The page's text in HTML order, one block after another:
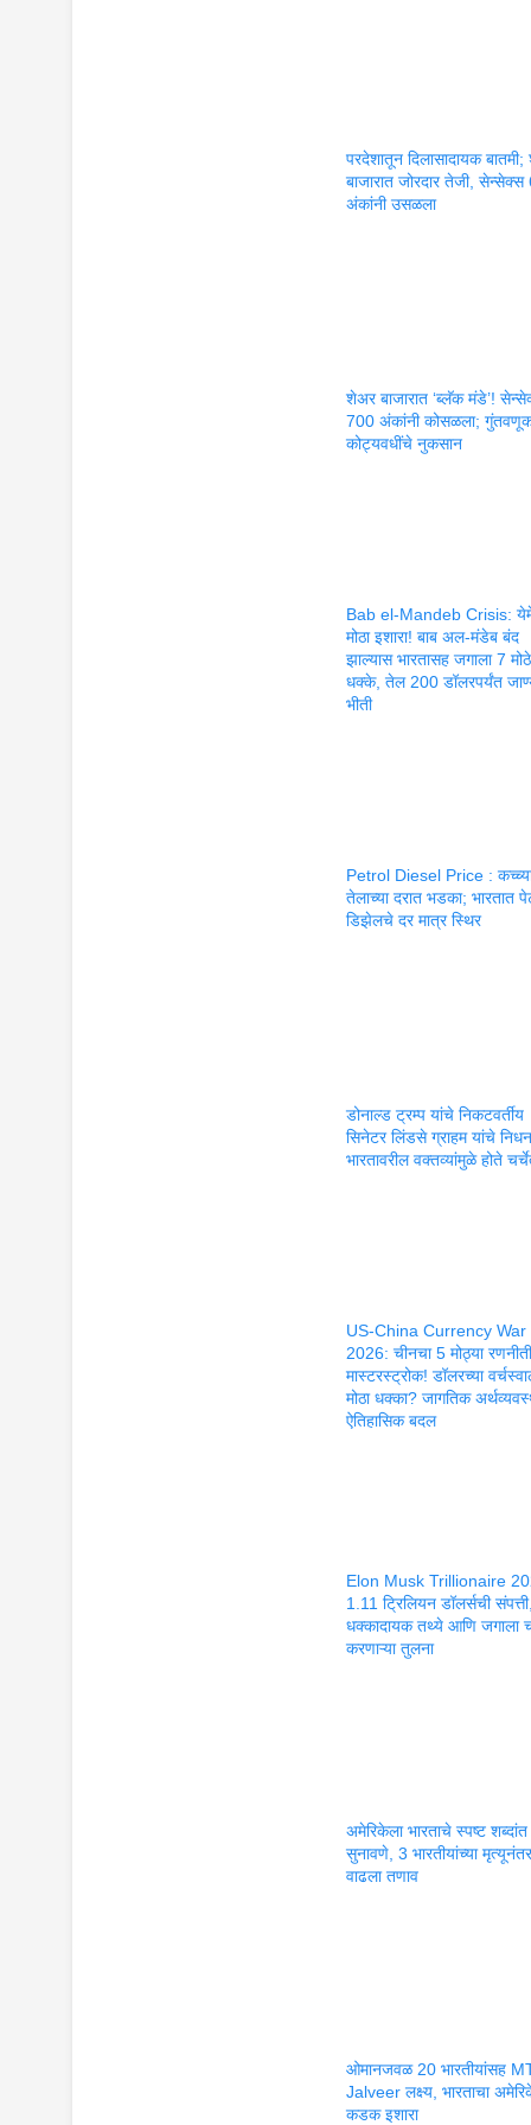
परदेशातून दिलासादायक
बाजारात जोरदार तेजी,
अंकांनी उसळला
शेअर बाजारात ‘ब्लॅक मंडे’!
700 अंकांनी कोसळला;
कोट्यवधींचे नुकसान
Bab el-Mandeb Crisis:
मोठा इशारा! बाब अल-मंडेब बंद
झाल्यास भारतासह जगाला 7 मोठे
धक्के, तेल 200 डॉलरपर्यंत
भीती
Petrol Diesel Price :
तेलाच्या दरात भडका; भारतात
डिझेलचे दर मात्र स्थिर
डोनाल्ड ट्रम्प यांचे निकटवर्तीय
सिनेटर लिंडसे ग्राहम यांचे
भारतावरील वक्तव्यांमुळे होते
US-China Currency War
2026: चीनचा 5 मोठ्या
मास्टरस्ट्रोक! डॉलरच्या
मोठा धक्का? जागतिक
ऐतिहासिक बदल
Elon Musk Trillionaire
1.11 ट्रिलियन डॉलर्सची
धक्कादायक तथ्ये आणि जगाला
करणाऱ्या तुलना
अमेरिकेला भारताचे स्पष्ट शब्दांत
सुनावणे, 3 भारतीयांच्या
वाढला तणाव
ओमानजवळ 20 भारतीयांसह
Jalveer लक्ष्य, भारताचा
कडक इशारा